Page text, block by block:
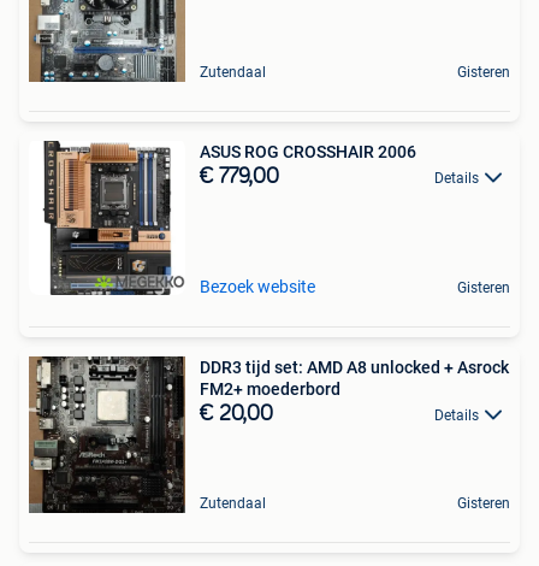
Zutendaal Gisteren
ASUS ROG CROSSHAIR 2006
€ 779,00 Details
Bezoek website Gisteren
DDR3 tijd set: AMD A8 unlocked + Asrock
FM2+ moederbord
€ 20,00 Details
Zutendaal Gisteren